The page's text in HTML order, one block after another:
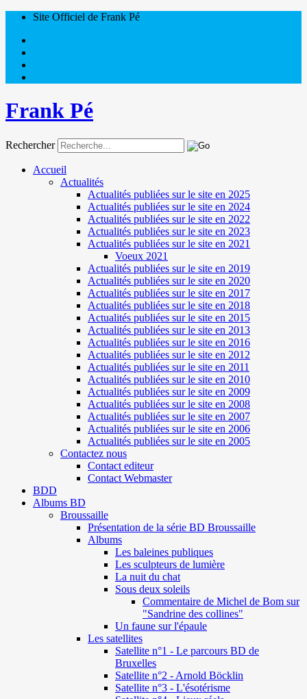
Site Officiel de Frank Pé
Frank Pé
Rechercher
Accueil
Actualités
Actualités publiées sur le site en 2025
Actualités publiées sur le site en 2024
Actualités publiées sur le site en 2022
Actualités publiées sur le site en 2023
Actualités publiées sur le site en 2021
Voeux 2021
Actualités publiées sur le site en 2019
Actualités publiées sur le site en 2020
Actualités publiées sur le site en 2017
Actualités publiées sur le site en 2018
Actualités publiées sur le site en 2015
Actualités publiées sur le site en 2013
Actualités publiées sur le site en 2016
Actualités publiées sur le site en 2012
Actualités publiées sur le site en 2011
Actualités publiées sur le site en 2010
Actualités publiées sur le site en 2009
Actualités publiées sur le site en 2008
Actualités publiées sur le site en 2007
Actualités publiées sur le site en 2006
Actualités publiées sur le site en 2005
Contactez nous
Contact editeur
Contact Webmaster
BDD
Albums BD
Broussaille
Présentation de la série BD Broussaille
Albums
Les baleines publiques
Les sculpteurs de lumière
La nuit du chat
Sous deux soleils
Commentaire de Michel de Bom sur
"Sandrine des collines"
Un faune sur l'épaule
Les satellites
Satellite n°1 - Le parcours BD de
Bruxelles
Satellite n°2 - Arnold Böcklin
Satellite n°3 - L'ésotérisme